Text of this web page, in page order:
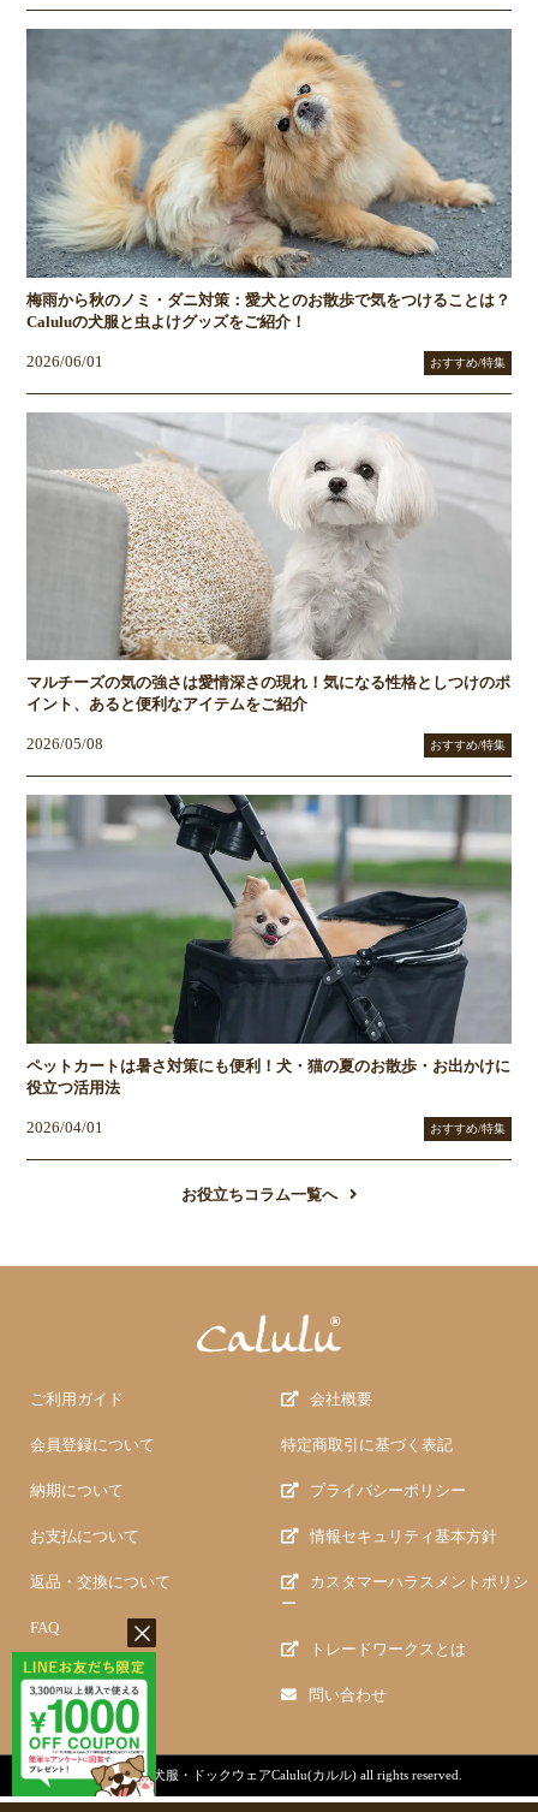
梅雨から秋のノミ・ダニ対策：愛犬とのお散歩で気をつけることは？
Caluluの犬服と虫よけグッズをご紹介！
2026/06/01 おすすめ/特集
マルチーズの気の強さは愛情深さの現れ！気になる性格としつけのポ
イント、あると便利なアイテムをご紹介
2026/05/08 おすすめ/特集
ペットカートは暑さ対策にも便利！犬・猫の夏のお散歩・お出かけに
役立つ活用法
2026/04/01 おすすめ/特集
お役立ちコラム一覧へ
ご利用ガイド
会員登録について
納期について
お支払について
返品・交換について
FAQ
会社概要
特定商取引に基づく表記
プライバシーポリシー
情報セキュリティ基本方針
カスタマーハラスメントポリシ
ー
トレードワークスとは
問い合わせ
copyright (c)犬服・ドックウェアCalulu(カルル) all rights reserved.